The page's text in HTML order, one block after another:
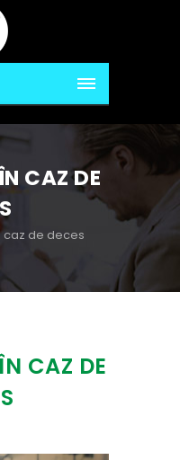
CAZ DE
caz de deces
CAZ DE